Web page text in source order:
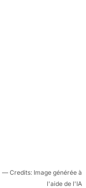
Image générée à
l'aide de l'IA